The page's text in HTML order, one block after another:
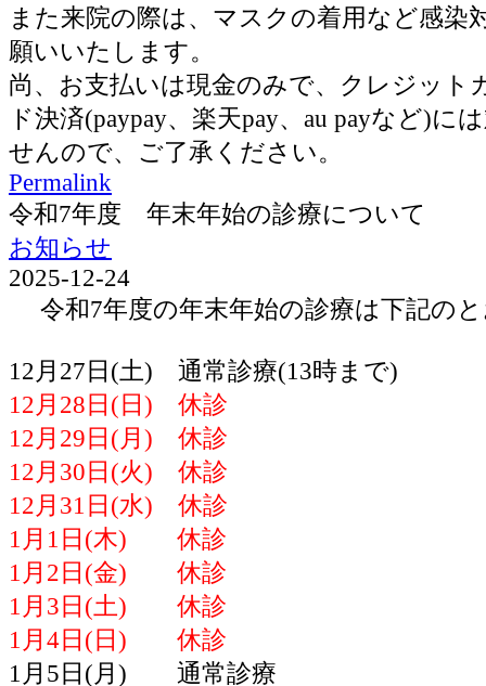
また来院の際は、マスクの着用など感染
願いいたします。
尚、お支払いは現金のみで、クレジット
ド決済(paypay、楽天pay、au payなど)に
せんので、ご了承ください。
Permalink
令和7年度 年末年始の診療について
お知らせ
2025-12-24
令和7年度の年末年始の診療は下記の
12月27日(土) 通常診療(13時まで)
12月28日(日) 休診
12月29日(月) 休診
12月30日(火) 休診
12月31日(水) 休診
1月1日(木) 休診
1月2日(金) 休診
1月3日(土) 休診
1月4日(日) 休診
1月5日(月) 通常診療